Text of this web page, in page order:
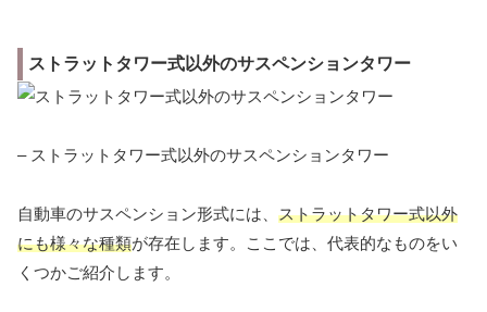
ストラットタワー式以外のサスペンションタワー
– ストラットタワー式以外のサスペンションタワー
自動車のサスペンション形式には、 ストラットタワー式以外
にも様々な種類が存在します。ここでは、代表的なものをい
くつかご紹介します。